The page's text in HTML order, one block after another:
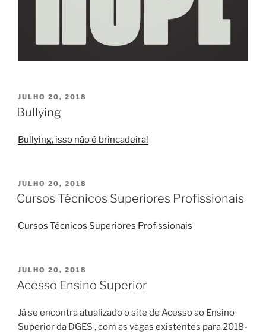
PUBLICADO
EM
JULHO 20, 2018
Bullying
Bullying, isso não é brincadeira!
PUBLICADO
EM
JULHO 20, 2018
Cursos Técnicos Superiores Profissionais
Cursos Técnicos Superiores Profissionais
PUBLICADO
EM
JULHO 20, 2018
Acesso Ensino Superior
Já se encontra atualizado o site de Acesso ao Ensino
Superior da DGES , com as vagas existentes para 2018-